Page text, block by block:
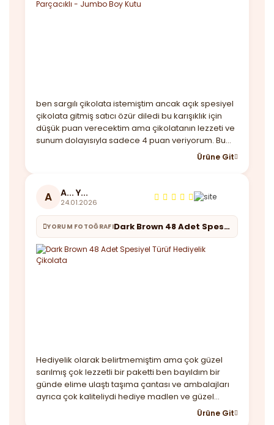
ben sargılı çikolata istemiştim ancak açık spesiyel
çikolata gitmiş satıcı özür diledi bu karışıklık için
düşük puan verecektim ama çikolatanın lezzeti ve
sunum dolayısıyla sadece 4 puan veriyorum. Bu
arada kutu baya büyük çikolatalar lezzetli taşıma
Ürüne Git
A A... Y...
24.01.2026
YORUM FOTOĞRAFI Dark Brown 48 Adet Spesiyel Türüf Hediyelik Çikolata
Hediyelik olarak belirtmemiştim ama çok güzel
sarılmış çok lezzetli bir paketti ben bayıldım bir
günde elime ulaştı taşıma çantası ve ambalajları
ayrıca çok kaliteliydi hediye madlen ve güzel
Ürüne Git